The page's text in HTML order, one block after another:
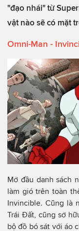
"đạo nhái" từ
vật nào sẽ có mặt
Omni-Man -
Mở đầu danh sách
làm gió trên toàn
Invincible. Cũng là
Trái Đất, cũng sở
bộ đồ bó sát với áo